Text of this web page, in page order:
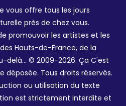
vous offre tous les jours
près de chez vous.
promouvoir les artistes et les
Hauts-de-France, de la
delà... © 2009-2026. Ça C'est
déposée. Tous droits réservés.
ou utilisation du texte
est strictement interdite et